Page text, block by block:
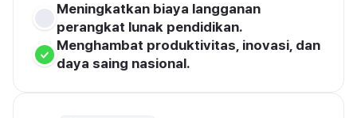
Meningkatkan biaya langganan
perangkat lunak pendidikan.
Menghambat produktivitas, inovasi, dan
daya saing nasional.